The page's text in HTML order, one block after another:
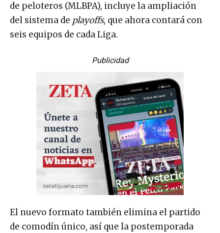
de peloteros (MLBPA), incluye la ampliación
del sistema de playoffs, que ahora contará con
seis equipos de cada Liga.
Publicidad
El nuevo formato también elimina el partido
de comodín único, así que la postemporada